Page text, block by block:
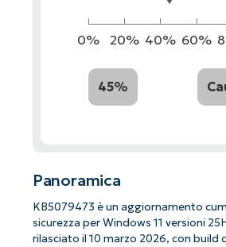
0% 20% 40% 60%
45%
Panoramica
KB5079473 è un aggiornamento
sicurezza per Windows 11 versioni
rilasciato il 10 marzo 2026, con build